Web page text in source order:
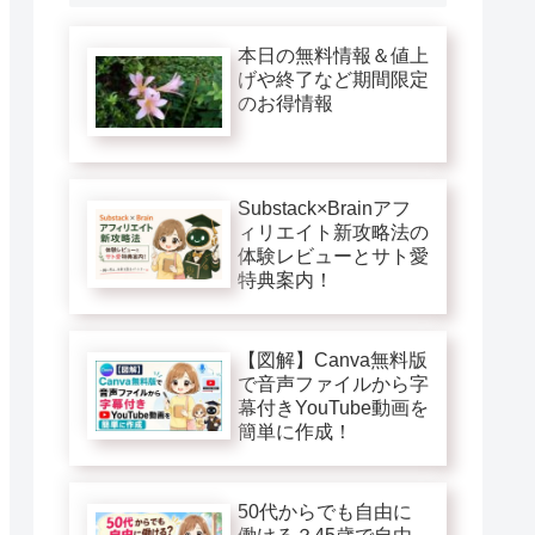
本日の無料情報＆値上
げや終了など期間限定
のお得情報
Substack×Brainアフ
ィリエイト新攻略法の
体験レビューとサト愛
特典案内！
【図解】Canva無料版
で音声ファイルから字
幕付きYouTube動画を
簡単に作成！
50代からでも自由に